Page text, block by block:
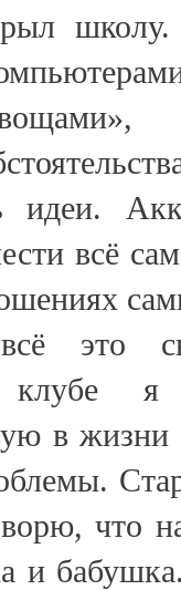
идеи.
всё
всё это
я
в
что
и